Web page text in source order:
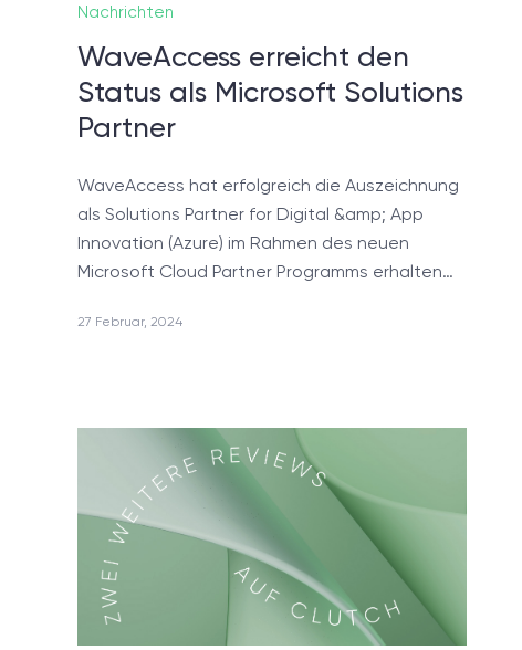
Nachrichten
WaveAccess erreicht den
Status als Microsoft Solutions
Partner
WaveAccess hat erfolgreich die Auszeichnung
als Solutions Partner for Digital &amp; App
Innovation (Azure) im Rahmen des neuen
Microsoft Cloud Partner Programms erhalten…
27 Februar, 2024
DISCOVERY-SESSION STARTEN
DevOps-Dienstleistungen
UX/UI reengineering
Künstliche Intelligenz-Engine
Nearshore Entwicklungsleistungen
Microsoft Dynamics 365 Beratung